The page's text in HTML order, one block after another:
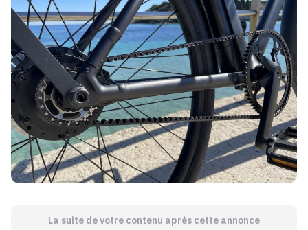
La suite de votre contenu après cette annonce